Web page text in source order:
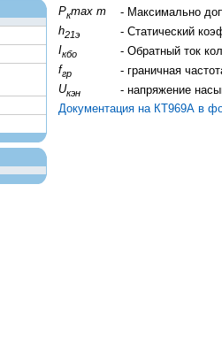
Pкmax т
- Максимально
h21э
- Статический
Iкбо
- Обратный ток
fгр
- граничная
Uкэн
- напряжение
Документация на КТ969А в